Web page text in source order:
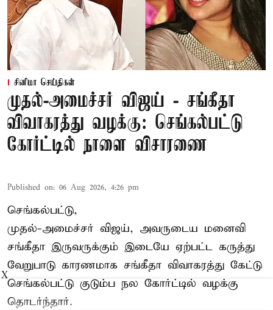
சினிமா செய்திகள்
முதல்-அமைச்சர் விஜய் - சங்கீதா
விவாகரத்து வழக்கு: செங்கல்பட்டு
கோர்ட்டில் நாளை விசாரணை
Published on: 06 Aug 2026, 4:26 pm
செங்கல்பட்டு,
முதல்-அமைச்சர் விஜய், அவருடைய மனைவி
சங்கீதா இருவருக்கும் இடையே ஏற்பட்ட கருத்து
வேறுபாடு காரணமாக சங்கீதா விவாகரத்து கேட்டு
செங்கல்பட்டு குடும்ப நல கோர்ட்டில் வழக்கு
தொடர்ந்தார்.
X